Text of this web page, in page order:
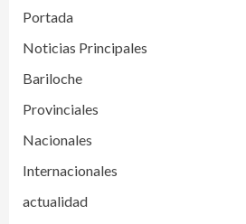
Portada
Noticias Principales
Bariloche
Provinciales
Nacionales
Internacionales
actualidad